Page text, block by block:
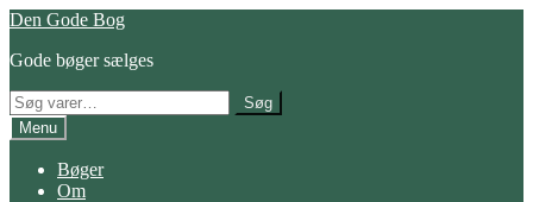
Spring
navigation
Spring
indhold
Den Gode Bog
Gode bøger sælges
Søg
efter:
Søg
Menu
Bøger
Om